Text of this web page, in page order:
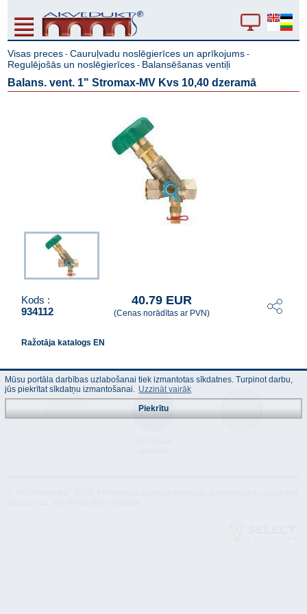
Visas preces -Cauruļvadu noslēgierīces un aprīkojums -
Regulējošās un noslēgierīces - Balansēšanas ventiļi
Balans. vent. 1" Stromax-MV Kvs 10,40 dzeramā
Kods :
934112
40.79 EUR
(Cenas norādītas ar PVN)
Ražotāja katalogs EN
Mūsu portāla darbības uzlabošanai tiek izmantotas sīkdatnes. Turpinot darbu,
jūs piekrītat sīkdatņu izmantošanai. Uzzināt vairāk
Piekrītu